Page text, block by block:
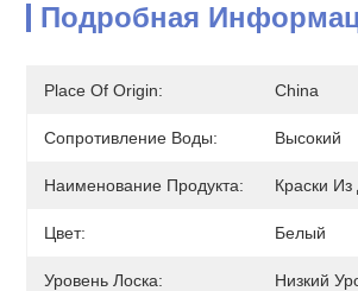
Подробная
Place Of Origin: China
Сопротивление Воды: Высокий
Наименование Продукта: Краски Из
Цвет: Белый
Уровень Лоска: Низкий